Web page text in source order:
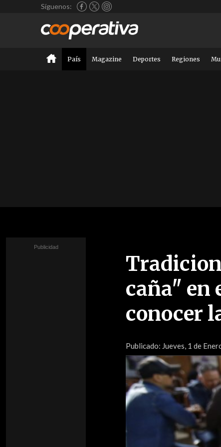
Síguenos:
País Magazine Deportes Regiones
caña" en
conocer
Publicado: Jueves, 1 de